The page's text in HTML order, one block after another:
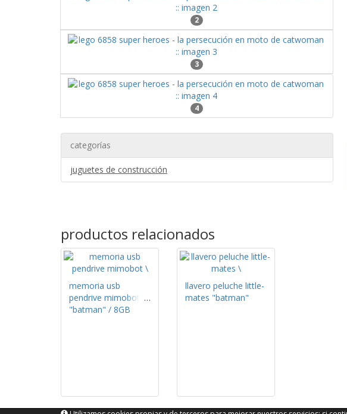
2
3
4
categorías
juguetes de construcción
productos relacionados
memoria usb
pendrive mimobot
"batman" / 8GB
llavero peluche little-
mates "batman"